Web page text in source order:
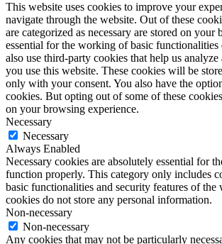
This website uses cookies to improve your
navigate through the website. Out of these
are categorized as necessary are stored on your
essential for the working of basic functionalities
also use third-party cookies that help us
you use this website. These cookies will be
only with your consent. You also have the
cookies. But opting out of some of these
on your browsing experience.
Necessary
Necessary
Always Enabled
Necessary cookies are absolutely essential for
function properly. This category only includes
basic functionalities and security features of the
cookies do not store any personal information.
Non-necessary
Non-necessary
Any cookies that may not be particularly